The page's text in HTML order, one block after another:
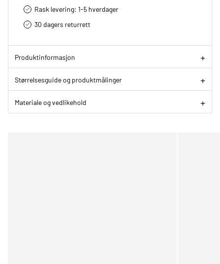
Rask levering: 1-5 hverdager
30 dagers returrett
Produktinformasjon
Størrelsesguide og produktmålinger
Materiale og vedlikehold